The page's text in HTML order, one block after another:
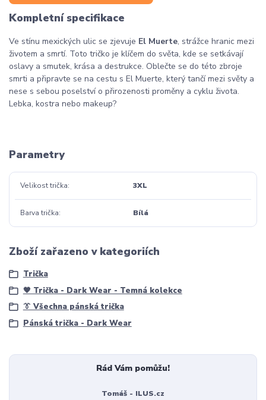
Kompletní specifikace
Ve stínu mexických ulic se zjevuje El Muerte, strážce hranic mezi
životem a smrtí. Toto tričko je klíčem do světa, kde se setkávají
oslavy a smutek, krása a destrukce. Oblečte se do této zbroje
smrti a připravte se na cestu s El Muerte, který tančí mezi světy a
nese s sebou poselství o přirozenosti proměny a cyklu života.
Lebka, kostra nebo makeup?
Parametry
Velikost trička 3XL
Barva trička Bílá
Zboží zařazeno v kategoriích
Trička
🖤 Trička - Dark Wear - Temná kolekce
👔 Všechna pánská trička
Pánská trička - Dark Wear
Rád Vám pomůžu!
Tomáš - ILUS.cz